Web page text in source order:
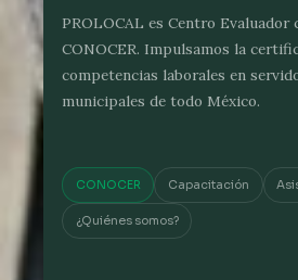
PROLOCAL es Centro
CONOCER. Impulsamos la
competencias laborales en
municipales de todo México.
CONOCER Capacitación
¿Quiénes somos?